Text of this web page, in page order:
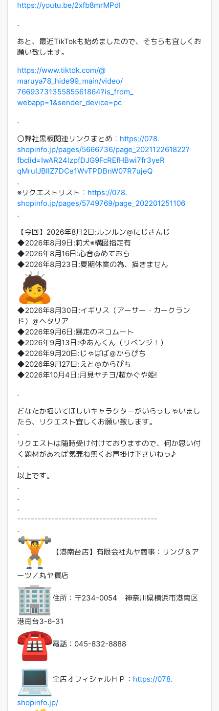
https://youtu.be/2xfb8mrMPdI
.
あと、最近TikTokも始めましたので、 そちらも宜しくお
願い致します。
https://www.tiktok.com/@
maruya78_hide99_main/video/
7669373135585561864?is_from_
webapp=1&sender_device=pc
.
〇弊社黒板関連リンクまとめ： https://078.
shopinfo.jp/pages/5666736/page_202112261822?
fbclid=IwAR24lzpfDJG9FcREfHBwi7fr3yeR
qMruIJBllZ7DCe1WvTPDBnW07R7ujeQ
.
※リクエストリスト： https://078.
shopinfo.jp/pages/5749769/page_202201251106
.
【今回】2026年8月2日:ルンルン＠にじさんじ
◆2026年8月9日:莉犬※構図指定有
◆2026年8月16日:心音＠めておら
◆2026年8月23日:夏期休業の為、描きません
◆2026年8月30日:イギリス（アーサー・カークラン
ド）＠ヘタリア
◆2026年9月6日:暴走のネコムート
◆2026年9月13日:ゆあんくん（リベンジ！）
◆2026年9月20日:じゃばば＠からぴち
◆2026年9月27日:えと＠からぴち
◆2026年10月4日:月見ヤチヨ/超かぐや姫!
.
どなたか描いてほしいキャラクターがいらっしゃいまし
たら、
リクエスト宜しくお願い致します。
.
リクエストは随時受け付けておりますので、 何か思い付
く題材があれば気兼ね無くお声掛け下さいねっ♪
.
以上です。
.
.
.
-----------------------------------------
.
【港南台店】有限会社丸ヤ商事：リング＆ア
ーツ／丸ヤ質店
住所：〒234-0054 神奈川県横浜市港南区
港南台3-6-31
電話：045-832-8888
全店オフィシャルＨＰ： https://078.
shopinfo.jp/